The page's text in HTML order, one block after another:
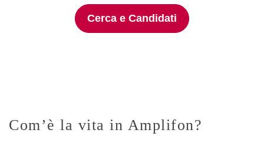
Cerca e Candidati
Com’è la vita in Amplifon?